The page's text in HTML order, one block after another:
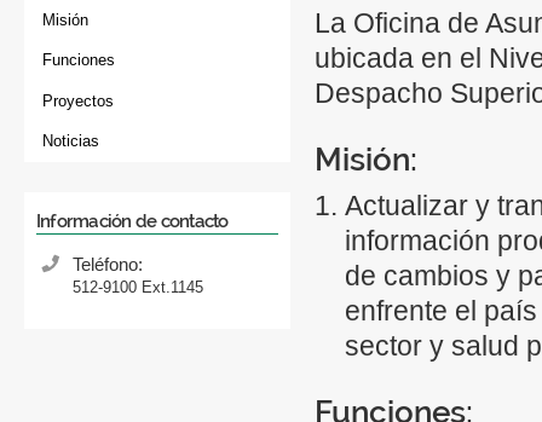
Misión
Funciones
Proyectos
Noticias
Información de contacto
Teléfono:
512-9100 Ext.1145
La Oficina de
ubicada en el
Despacho
Misión:
Actualizar y
información
de cambios y
enfrente el
sector y salud
Funciones: